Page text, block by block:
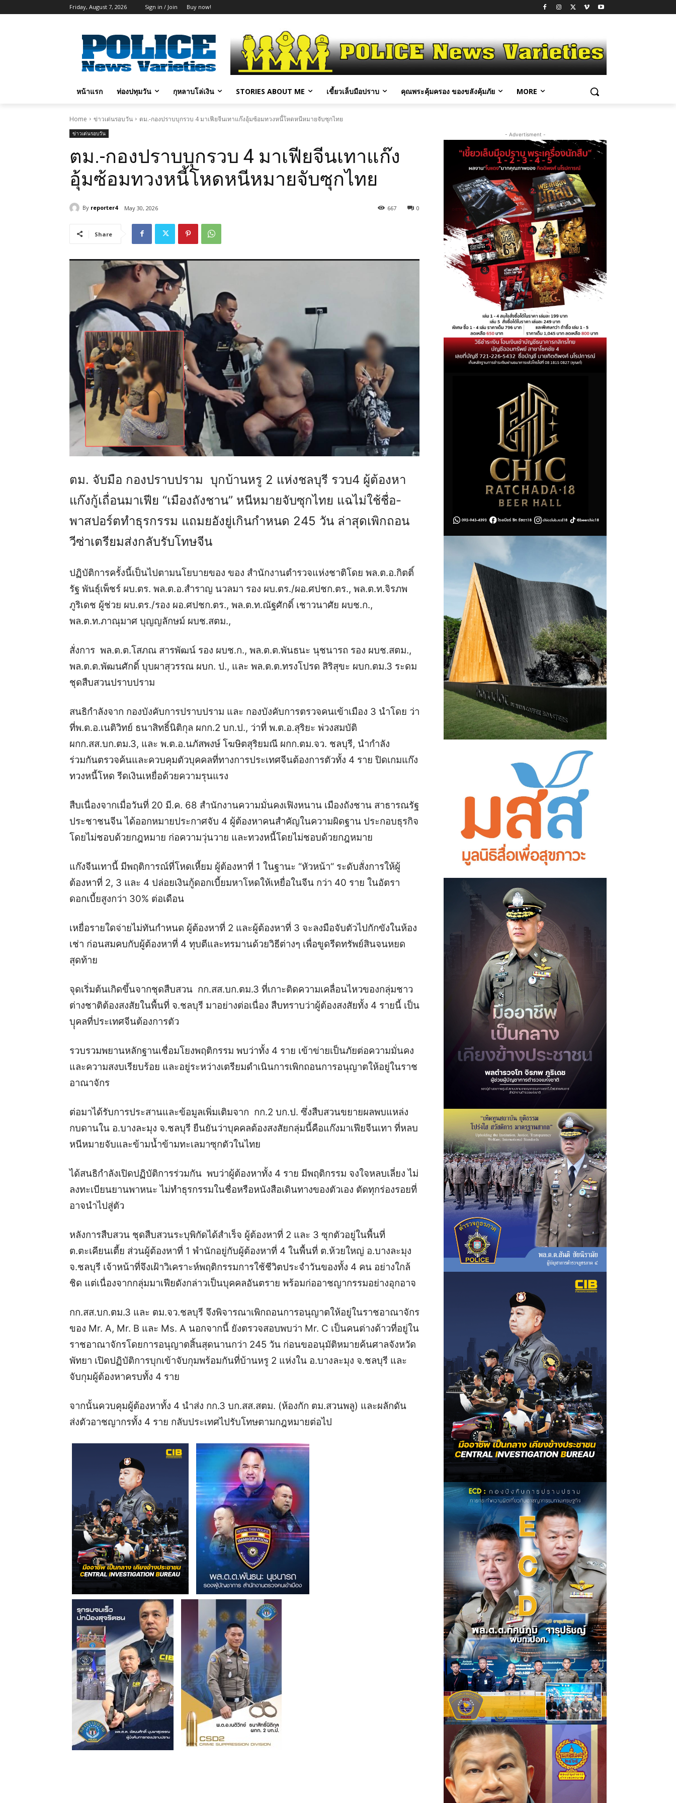
Friday, August 7, 2026 Sign in / Join Buy now!
หน้าแรก ท่องปทุมวัน กุหลาบโล่เงิน STORIES ABOUT ME เขี้ยวเล็บมือปราบ คุณพระคุ้มครอง ของขลังคุ้มภัย MORE
Home ข่าวเด่นรอบวัน ตม.-กองปราบบุกรวบ 4 มาเฟียจีนเทาแก๊งอุ้มซ้อมทวงหนี้โหดหนีหมายจับซุกไทย
ข่าวเด่นรอบวัน
ตม.-กองปราบบุกรวบ 4 มาเฟียจีนเทาแก๊ง
อุ้มซ้อมทวงหนี้โหดหนีหมายจับซุกไทย
By reporter4 May 30, 2026 0
667
Share
ตม. จับมือ กองปราบปราม บุกบ้านหรู 2 แห่งชลบุรี รวบ4 ผู้ต้องหา
แก๊งกู้เถื่อนมาเฟีย “เมืองถังชาน” หนีหมายจับซุกไทย แฉไม่ใช้ชื่อ-
พาสปอร์ตทำธุรกรรม แถมยอังยู่เกินกำหนด 245 วัน ล่าสุดเพิกถอน
วีซ่าเตรียมส่งกลับรับโทษจีน
ปฏิบัติการครั้งนี้เป็นไปตามนโยบายของ ของ สำนักงานตำรวจแห่งชาติโดย พล.ต.อ.กิตติ์
รัฐ พันธุ์เพ็ชร์ ผบ.ตร. พล.ต.อ.สำราญ นวลมา รอง ผบ.ตร./ผอ.ศปชก.ตร., พล.ต.ท.จิรภพ
ภูริเดช ผู้ช่วย ผบ.ตร./รอง ผอ.ศปชก.ตร., พล.ต.ท.ณัฐศักดิ์ เชาวนาศัย ผบช.ก.,
พล.ต.ท.ภาณุมาศ บุญญลักษม์ ผบช.สตม.,
สั่งการ พล.ต.ต.โสภณ สารพัฒน์ รอง ผบช.ก., พล.ต.ต.พันธนะ นุชนารถ รอง ผบช.สตม.,
พล.ต.ต.พัฒนศักดิ์ บุบผาสุวรรณ ผบก. ป., และ พล.ต.ต.ทรงโปรด สิริสุขะ ผบก.ตม.3 ระดม
ชุดสืบสวนปราบปราม
สนธิกำลังจาก กองบังคับการปราบปราม และ กองบังคับการตรวจคนเข้าเมือง 3 นำโดย ว่า
ที่พ.ต.อ.เนติวิทย์ ธนาสิทธิ์นิติกุล ผกก.2 บก.ป., ว่าที่ พ.ต.อ.สุริยะ พ่วงสมบัติ
ผกก.สส.บก.ตม.3, และ พ.ต.อ.นภัสพงษ์ โฆษิตสุริยมณี ผกก.ตม.จว. ชลบุรี, นำกำลัง
ร่วมกันตรวจค้นและควบคุมตัวบุคคลที่ทางการประเทศจีนต้องการตัวทั้ง 4 ราย ปิดเกมแก๊ง
ทวงหนี้โหด รีดเงินเหยื่อด้วยความรุนแรง
สืบเนื่องจากเมื่อวันที่ 20 มี.ค. 68 สำนักงานความมั่นคงเฟิงหนาน เมืองถังชาน สาธารณรัฐ
ประชาชนจีน ได้ออกหมายประกาศจับ 4 ผู้ต้องหาคนสำคัญในความผิดฐาน ประกอบธุรกิจ
โดยไม่ชอบด้วยกฎหมาย ก่อความวุ่นวาย และทวงหนี้โดยไม่ชอบด้วยกฎหมาย
แก๊งจีนเทานี้ มีพฤติการณ์ที่โหดเหี้ยม ผู้ต้องหาที่ 1 ในฐานะ “หัวหน้า“ ระดับสั่งการให้ผู้
ต้องหาที่ 2, 3 และ 4 ปล่อยเงินกู้ดอกเบี้ยมหาโหดให้เหยื่อในจีน กว่า 40 ราย ในอัตรา
ดอกเบี้ยสูงกว่า 30% ต่อเดือน
เหยื่อรายใดจ่ายไม่ทันกำหนด ผู้ต้องหาที่ 2 และผู้ต้องหาที่ 3 จะลงมือจับตัวไปกักขังในห้อง
เช่า ก่อนสมคบกับผู้ต้องหาที่ 4 ทุบตีและทรมานด้วยวิธีต่างๆ เพื่อขูดรีดทรัพย์สินจนหยด
สุดท้าย
จุดเริ่มต้นเกิดขึ้นจากชุดสืบสวน กก.สส.บก.ตม.3 ที่เกาะติดความเคลื่อนไหวของกลุ่มชาว
ต่างชาติต้องสงสัยในพื้นที่ จ.ชลบุรี มาอย่างต่อเนื่อง สืบทราบว่าผู้ต้องสงสัยทั้ง 4 รายนี้ เป็น
บุุคลที่ประเทศจีนต้องการตัว
รวบรวมพยานหลักฐานเชื่อมโยงพฤติกรรม พบว่าทั้ง 4 ราย เข้าข่ายเป็นภัยต่อความมั่นคง
และความสงบเรียบร้อย และอยู่ระหว่างเตรียมดำเนินการเพิกถอนการอนุญาตให้อยู่ในราช
อาณาจักร
ต่อมาได้รับการประสานและข้อมูลเพิ่มเติมจาก กก.2 บก.ป. ซึ่งสืบสวนขยายผลพบแหล่ง
กบดานใน อ.บางละมุง จ.ชลบุรี ยืนยันว่าบุคคลต้องสงสัยกลุ่มนี้คือแก๊งมาเฟียจีนเทา ที่หลบ
หนีหมายจับและข้ามน้ำข้ามทะเลมาซุกตัวในไทย
ได้สนธิกำลังเปิดปฏิบัติการร่วมกัน พบว่าผู้ต้องหาทั้ง 4 ราย มีพฤติกรรม จงใจหลบเลี่ยง ไม่
ลงทะเบียนยานพาหนะ ไม่ทำธุรกรรมในชื่อหรือหนังสือเดินทางของตัวเอง ตัดทุกร่องรอยที่
อาจนำไปสู่ตัว
หลังการสืบสวน ชุดสืบสวนระบุพิกัดได้สำเร็จ ผู้ต้องหาที่ 2 และ 3 ซุกตัวอยู่ในพื้นที่
ต.ตะเคียนเตี้ย ส่วนผู้ต้องหาที่ 1 พำนักอยู่กับผู้ต้องหาที่ 4 ในพื้นที่ ต.ห้วยใหญ่ อ.บางละมุง
จ.ชลบุรี เจ้าหน้าที่จึงเฝ้าวิเคราะห์พฤติกรรมการใช้ชีวิตประจำวันของทั้ง 4 คน อย่างใกล้
ชิด แต่เนื่องจากกลุ่มมาเฟียดังกล่าวเป็นบุคคลอันตราย พร้อมก่ออาชญากรรมอย่างอุกอาจ
กก.สส.บก.ตม.3 และ ตม.จว.ชลบุรี จึงพิจารณาเพิกถอนการอนุญาตให้อยู่ในราชอาณาจักร
ของ Mr. A, Mr. B และ Ms. A นอกจากนี้ ยังตรวจสอบพบว่า Mr. C เป็นคนต่างด้าวที่อยู่ใน
ราชอาณาจักรโดยการอนุญาตสิ้นสุดนานกว่า 245 วัน ก่อนขออนุมัติหมายค้นศาลจังหวัด
พัทยา เปิดปฏิบัติการบุกเข้าจับกุมพร้อมกันที่บ้านหรู 2 แห่งใน อ.บางละมุง จ.ชลบุรี และ
จับกุมผู้ต้องหาครบทั้ง 4 ราย
จากนั้นควบคุมผู้ต้องหาทั้ง 4 นำส่ง กก.3 บก.สส.สตม. (ห้องกัก ตม.สวนพลู) และผลักดัน
ส่งตัวอาชญากรทั้ง 4 ราย กลับประเทศไปรับโทษตามกฎหมายต่อไป
- Advertisment -